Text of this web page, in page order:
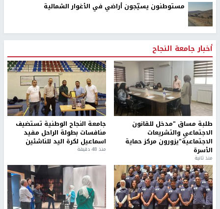
مستوطنون يسيّجون أراضي في الأغوار الشمالية
أخبار جامعة النجاح
طلبة مساق "مدخل للقانون
الاجتماعي والتشريعات
الاجتماعية"يزورون مركز حماية
الأسرة
منذ ثانية
جامعة النجاح الوطنية تستضيف
منافسات بطولة الراحل مفيد
اسماعيل لكرة اليد للناشئين
منذ 48 دقيقة